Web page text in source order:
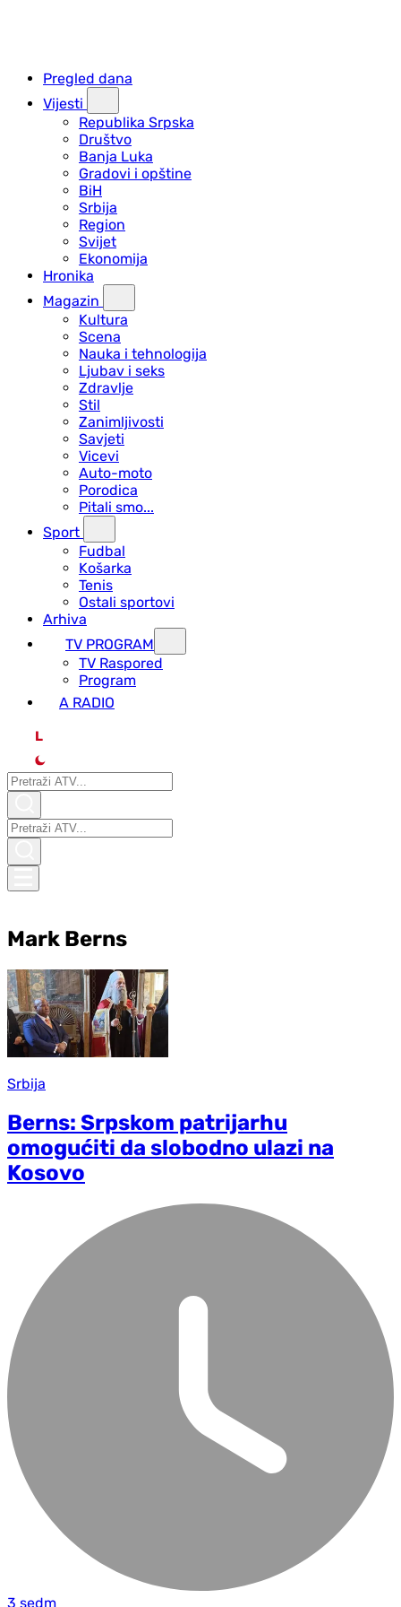
Pregled dana
Vijesti
Republika Srpska
Društvo
Banja Luka
Gradovi i opštine
BiH
Srbija
Region
Svijet
Ekonomija
Hronika
Magazin
Kultura
Scena
Nauka i tehnologija
Ljubav i seks
Zdravlje
Stil
Zanimljivosti
Savjeti
Vicevi
Auto-moto
Porodica
Pitali smo...
Sport
Fudbal
Košarka
Tenis
Ostali sportovi
Arhiva
TV PROGRAM
ТV Raspored
Program
A RADIO
L
Mark Berns
Srbija
Berns: Srpskom patrijarhu
omogućiti da slobodno ulazi na
Kosovo
3 sedm